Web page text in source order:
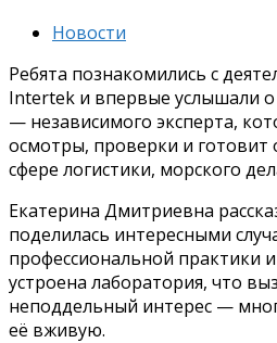
Новости
Ребята познакомились с
Intertek и впервые услышали
— независимого эксперта,
осмотры, проверки и
сфере логистики, морского
Екатерина Дмитриевна
поделилась интересными
профессиональной практики
устроена лаборатория, что
неподдельный интерес —
её вживую.